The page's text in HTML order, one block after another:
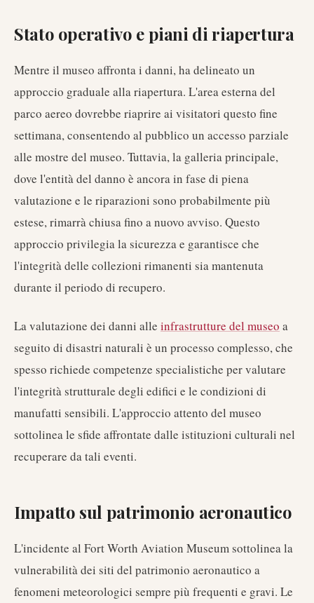
Stato operativo e piani di riapertura
Mentre il museo affronta i danni, ha delineato un
approccio graduale alla riapertura. L'area esterna del
parco aereo dovrebbe riaprire ai visitatori questo fine
settimana, consentendo al pubblico un accesso parziale
alle mostre del museo. Tuttavia, la galleria principale,
dove l'entità del danno è ancora in fase di piena
valutazione e le riparazioni sono probabilmente più
estese, rimarrà chiusa fino a nuovo avviso. Questo
approccio privilegia la sicurezza e garantisce che
l'integrità delle collezioni rimanenti sia mantenuta
durante il periodo di recupero.
La valutazione dei danni alle infrastrutture del museo a
seguito di disastri naturali è un processo complesso, che
spesso richiede competenze specialistiche per valutare
l'integrità strutturale degli edifici e le condizioni di
manufatti sensibili. L'approccio attento del museo
sottolinea le sfide affrontate dalle istituzioni culturali nel
recuperare da tali eventi.
Impatto sul patrimonio aeronautico
L'incidente al Fort Worth Aviation Museum sottolinea la
vulnerabilità dei siti del patrimonio aeronautico a
fenomeni meteorologici sempre più frequenti e gravi. Le